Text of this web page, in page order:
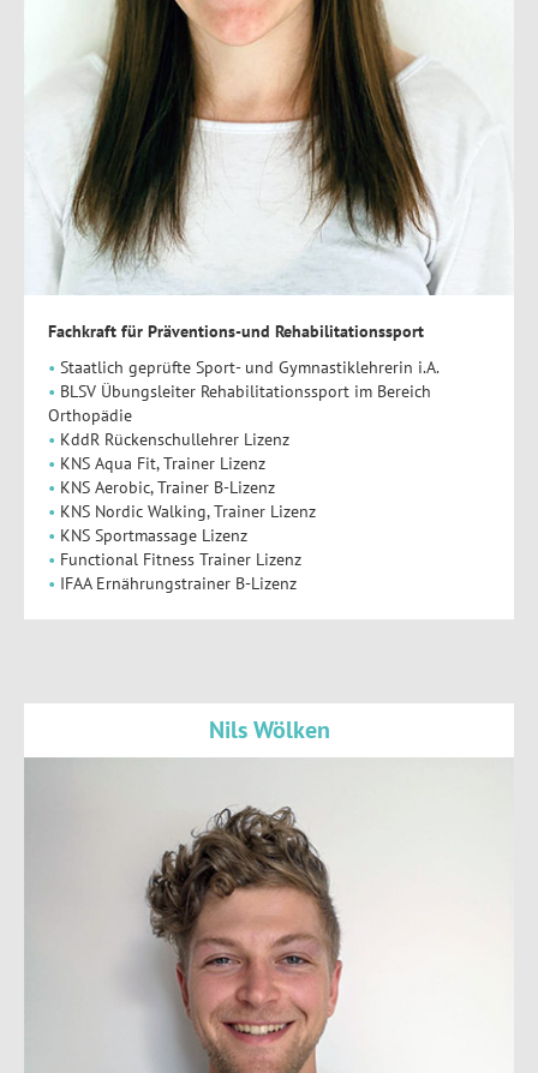
Fachkraft für Präventions-und Rehabilitationssport
Staatlich geprüfte Sport- und Gymnastiklehrerin i.A.
BLSV Übungsleiter Rehabilitationssport im Bereich
Orthopädie
KddR Rückenschullehrer Lizenz
KNS Aqua Fit, Trainer Lizenz
KNS Aerobic, Trainer B-Lizenz
KNS Nordic Walking, Trainer Lizenz
KNS Sportmassage Lizenz
Functional Fitness Trainer Lizenz
IFAA Ernährungstrainer B-Lizenz
Nils Wölken